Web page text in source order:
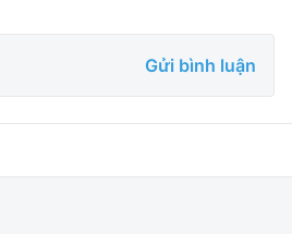
Gửi bình luận